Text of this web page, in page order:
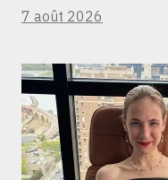
7 août 2026